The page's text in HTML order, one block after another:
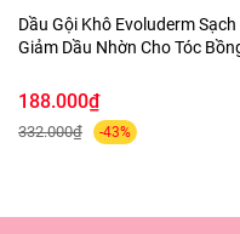
Trước khi bắt đầu sử dụng kem
dấu hiệu kích ứng như đỏ, ngứa
tức và tham khảo ý kiến bác sĩ để
thương hở hoặc vùng da bị
Dầu Gội Khô Evoluderm
Giảm Dầu Nhờn Cho Tóc
188.000₫
332.000₫ -43%